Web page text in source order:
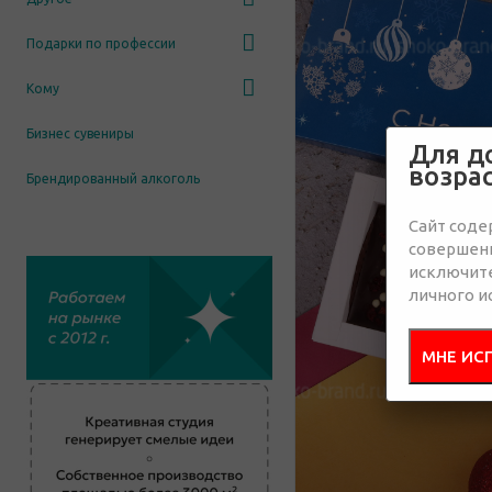
Подарки по профессии
Кому
Бизнес сувениры
Брендированный алкоголь
Для
Сайт
личного
МНЕ